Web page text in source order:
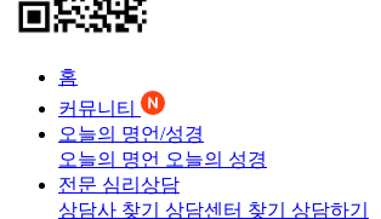
홈
커뮤니티
오늘의 명언/성경
오늘의 명언 오늘의 성경
전문 심리상담
상담사 찾기 상담센터 찾기 상담하기